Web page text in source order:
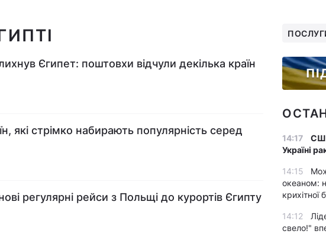
Єгипет: поштовхи відчули декілька країн
які стрімко набирають популярність серед
регулярні рейси з Польщі до курортів Єгипту
14:17
Україні
14:15
океаном:
крихітної
14:12
свело!"